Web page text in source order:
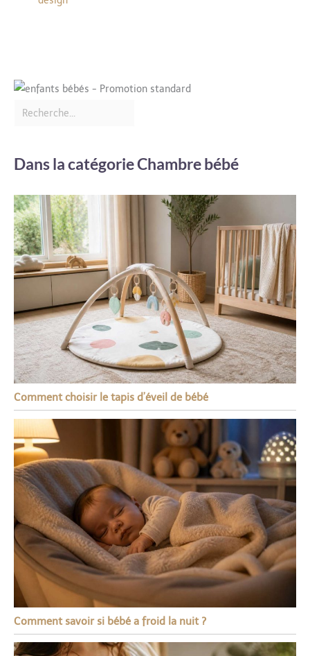
Dans la catégorie Chambre bébé
Comment choisir le tapis d’éveil de bébé
Comment savoir si bébé a froid la nuit ?